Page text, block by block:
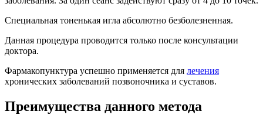
Специальная тоненькая игла абсолютно безболезненная.
Данная процедура проводится только после консультации
доктора.
Фармакопунктура успешно применяется для лечения
хронических заболеваний позвоночника и суставов.
Преимущества данного метода